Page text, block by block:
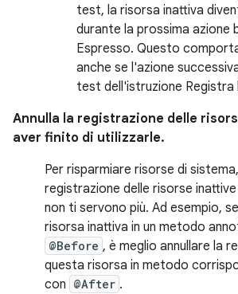
test, la risorsa inattiva
durante la prossima azione
Espresso. Questo
anche se l'azione
test dell'istruzione Registra
Annulla la registrazione delle
aver finito di utilizzarle.
Per risparmiare risorse di
registrazione delle risorse
non ti servono più. Ad esempio,
risorsa inattiva in un metodo
@Before , è meglio annullare la
questa risorsa in metodo
con @After .